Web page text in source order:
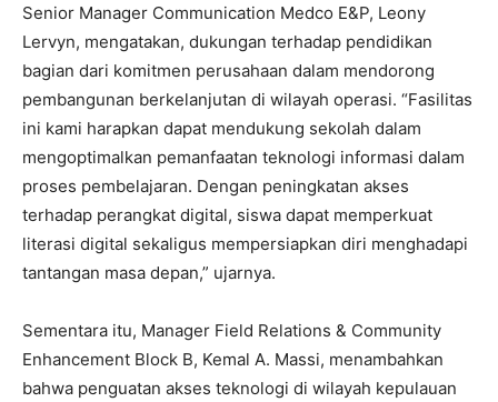
Senior Manager Communication Medco E&P, Leony
Lervyn, mengatakan, dukungan terhadap pendidikan
bagian dari komitmen perusahaan dalam mendorong
pembangunan berkelanjutan di wilayah operasi. “Fasilitas
ini kami harapkan dapat mendukung sekolah dalam
mengoptimalkan pemanfaatan teknologi informasi dalam
proses pembelajaran. Dengan peningkatan akses
terhadap perangkat digital, siswa dapat memperkuat
literasi digital sekaligus mempersiapkan diri menghadapi
tantangan masa depan,” ujarnya.
Sementara itu, Manager Field Relations & Community
Enhancement Block B, Kemal A. Massi, menambahkan
bahwa penguatan akses teknologi di wilayah kepulauan